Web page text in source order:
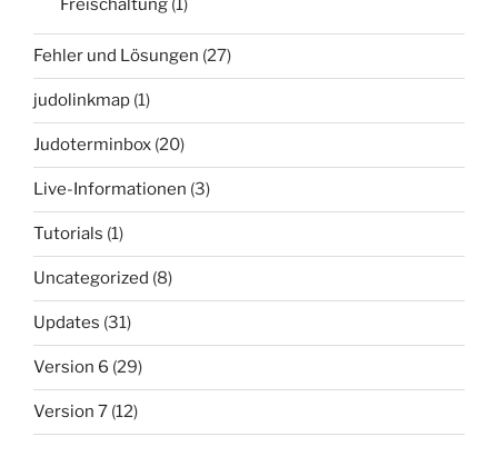
Freischaltung (1)
Fehler und Lösungen (27)
judolinkmap (1)
Judoterminbox (20)
Live-Informationen (3)
Tutorials (1)
Uncategorized (8)
Updates (31)
Version 6 (29)
Version 7 (12)